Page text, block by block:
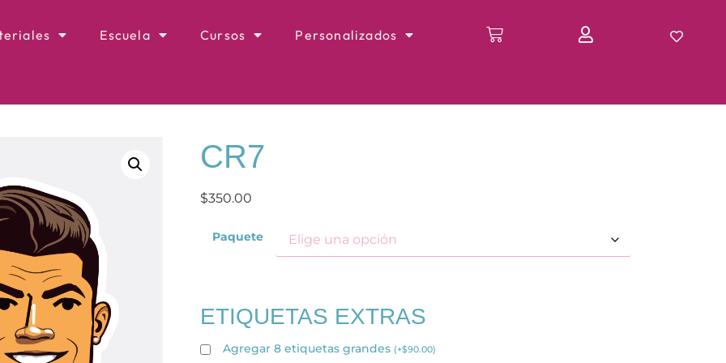
Escuela Cursos Personalizados
CR7
$350.00
Paquete
ETIQUETAS EXTRAS
Agregar 8 etiquetas grandes (+$90.00)